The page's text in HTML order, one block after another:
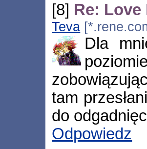
[8] Re: Love
Teva
Dla
tam
do
Odpowiedz